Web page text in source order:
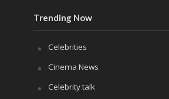
Trending Now
Celebrities
Cinema News
Celebrity talk